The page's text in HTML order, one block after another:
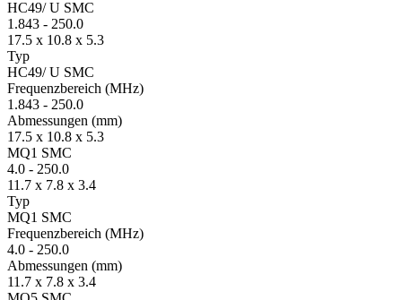
HC49/ U SMC
1.843 - 250.0
17.5 x 10.8 x 5.3
Typ
HC49/ U SMC
Fre­quenz­bereich (MHz)
1.843 - 250.0
Ab­mes­sungen (mm)
17.5 x 10.8 x 5.3
MQ1 SMC
4.0 - 250.0
11.7 x 7.8 x 3.4
Typ
MQ1 SMC
Fre­quenz­bereich (MHz)
4.0 - 250.0
Ab­mes­sungen (mm)
11.7 x 7.8 x 3.4